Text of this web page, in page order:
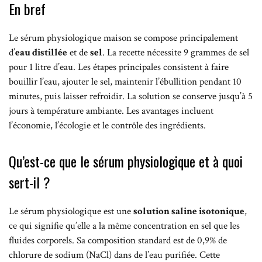
En bref
Le sérum physiologique maison se compose principalement
d’eau distilléeet desel. La recette nécessite 9 grammes de sel
pour 1 litre d’eau. Les étapes principales consistent à faire
bouillir l’eau, ajouter le sel, maintenir l’ébullition pendant 10
minutes, puis laisser refroidir. La solution se conserve jusqu’à 5
jours à température ambiante. Les avantages incluent
l’économie, l’écologie et le contrôle des ingrédients.
Qu’est-ce que le sérum physiologique et à quoi
sert-il ?
Le sérum physiologique est unesolution saline isotonique,
ce qui signifie qu’elle a la même concentration en sel que les
fluides corporels. Sa composition standard est de 0,9% de
chlorure de sodium (NaCl) dans de l’eau purifiée. Cette